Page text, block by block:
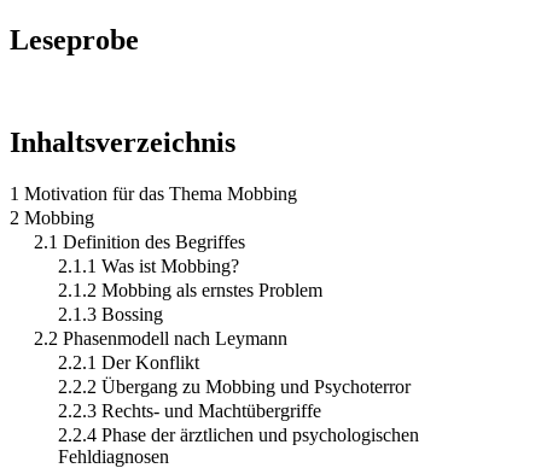
Leseprobe
Inhaltsverzeichnis
1 Motivation für das Thema Mobbing
2 Mobbing
2.1 Definition des Begriffes
2.1.1 Was ist Mobbing?
2.1.2 Mobbing als ernstes Problem
2.1.3 Bossing
2.2 Phasenmodell nach Leymann
2.2.1 Der Konflikt
2.2.2 Übergang zu Mobbing und Psychoterror
2.2.3 Rechts- und Machtübergriffe
2.2.4 Phase der ärztlichen und psychologischen
Fehldiagnosen